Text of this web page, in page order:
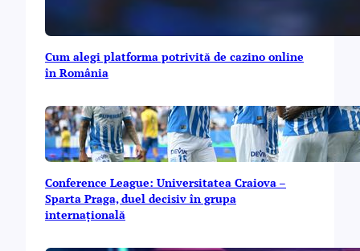
Cum alegi platforma potrivită de cazino online
în România
Conference League: Universitatea Craiova –
Sparta Praga, duel decisiv în grupa
internațională